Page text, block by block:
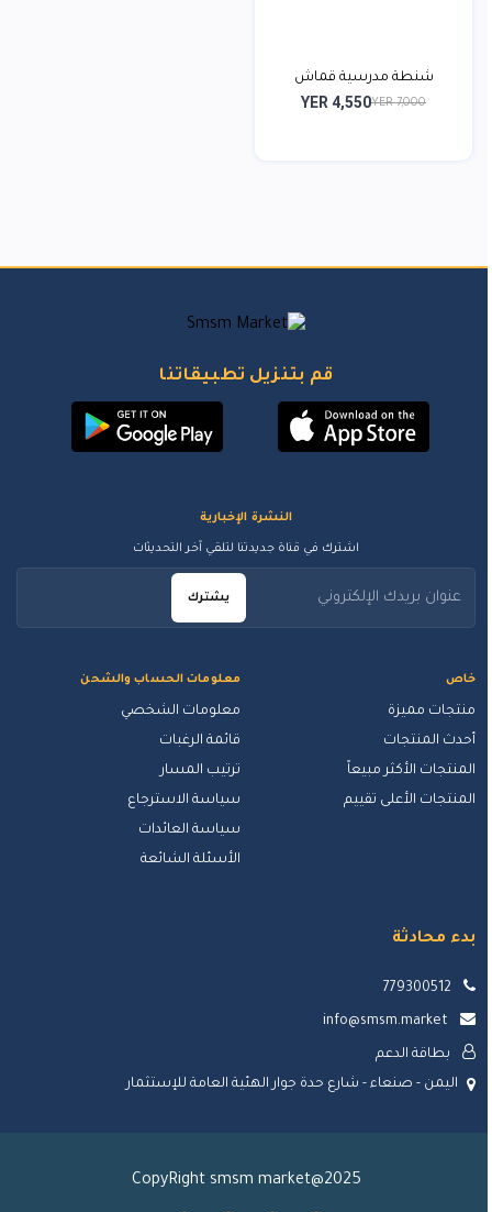
شنطة مدرسية قماش
YER 7,000
YER 4,550
قم بتنزيل تطبيقاتنا
خاص
منتجات مميزة
أحدث المنتجات
المنتجات الأكثر مبيعاً
المنتجات الأعلى تقييم
معلومات الحساب والشحن
معلومات الشخصي
قائمة الرغبات
ترتيب المسار
سياسة الاسترجاع
سياسة العائدات
الأسئلة الشائعة
النشرة الإخبارية
اشترك في قناة جديدتنا لتلقي آخر التحديثات
يشترك
بدء محادثة
779300512
info@smsm.market
بطاقة الدعم
اليمن - صنعاء - شارع حدة جوار الهئية العامة للإستثمار
CopyRight smsm market@2025